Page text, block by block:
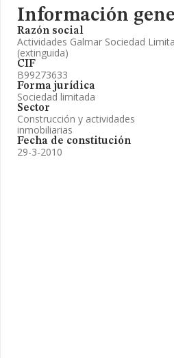
Información
Razón social
Actividades Galmar Sociedad
(extinguida)
CIF
B99273633
Forma jurídica
Sociedad limitada
Sector
Construcción y actividades
inmobiliarias
Fecha de constitución
29-3-2010